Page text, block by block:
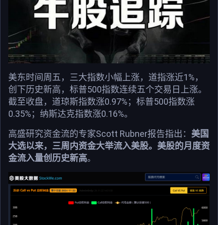
美东时间周五，三大指数小幅上涨，道指涨近1%，
创下历史新高，标普500指数连续五个交易日上涨。
截至收盘，道琼斯指数涨0.97%；标普500指数涨
0.35%；纳斯达克指数涨0.16%。
高盛研究资金流的专家Scott Rubner报告指出： 美国
大选以来，三周内资金大举流入美股。美股的月度资
金流入量创历史新高。